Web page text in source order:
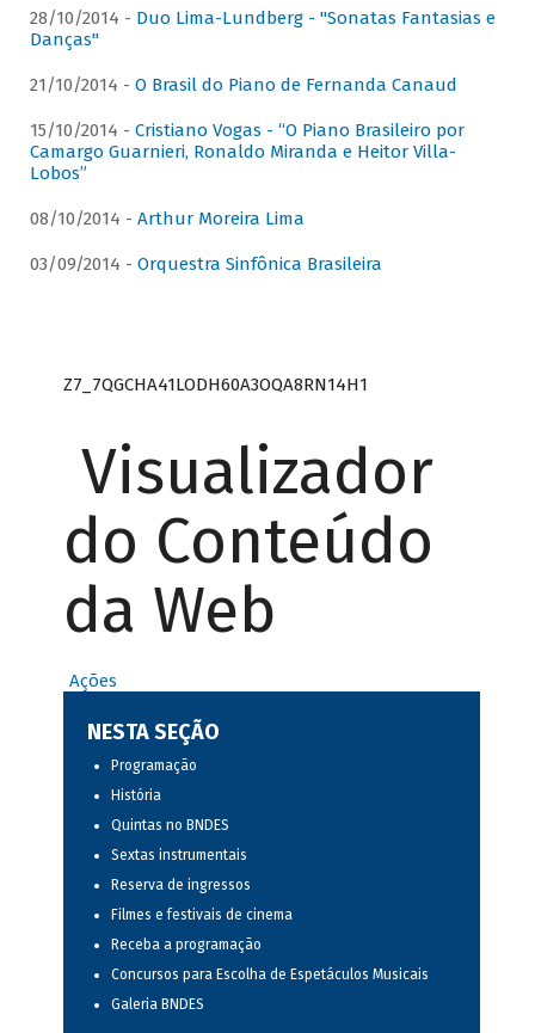
28/10/2014 - Duo Lima-Lundberg - "Sonatas Fantasias e
Danças"
21/10/2014 - O Brasil do Piano de Fernanda Canaud
15/10/2014 - Cristiano Vogas - “O Piano Brasileiro por
Camargo Guarnieri, Ronaldo Miranda e Heitor Villa-
Lobos”
08/10/2014 - Arthur Moreira Lima
03/09/2014 - Orquestra Sinfônica Brasileira
Z7_7QGCHA41LODH60A3OQA8RN14H1
Visualizador
do Conteúdo
da Web
Ações
NESTA SEÇÃO
Programação
História
Quintas no BNDES
Sextas instrumentais
Reserva de ingressos
Filmes e festivais de cinema
Receba a programação
Concursos para Escolha de Espetáculos Musicais
Galeria BNDES